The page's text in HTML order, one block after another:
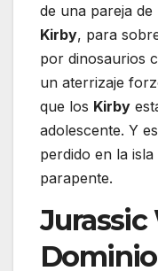
de una pareja de
Kirby, para
por dinosaurios
un aterrizaje
que los Kirby
adolescente. Y
perdido en la
parapente.
Jurassic